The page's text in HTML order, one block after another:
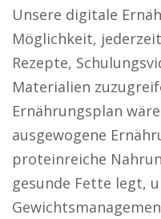
Unsere digitale
Möglichkeit,
Rezepte,
Materialien
Ernährungsplan
ausgewogene
proteinreiche
gesunde Fette legt,